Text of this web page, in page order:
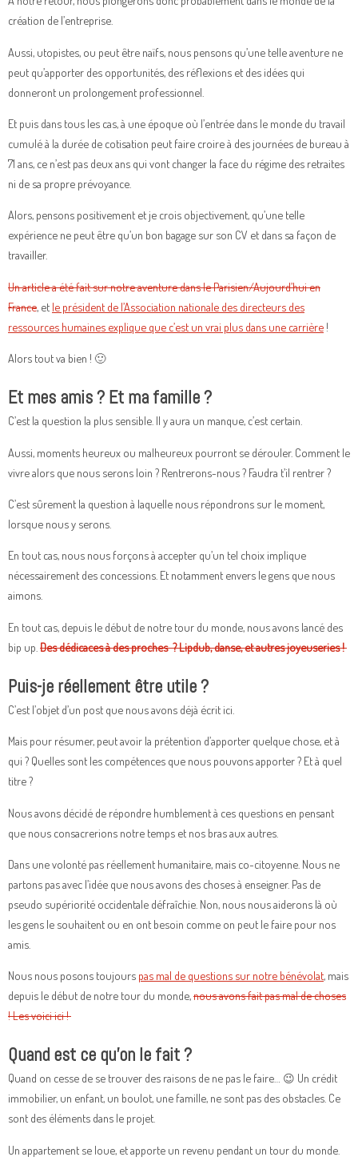
création de l’entreprise.
Aussi, utopistes, ou peut être naïfs, nous pensons qu’une telle aventure ne
peut qu’apporter des opportunités, des réflexions et des idées qui
donneront un prolongement professionnel.
Et puis dans tous les cas, à une époque où l’entrée dans le monde du travail
cumulé à la durée de cotisation peut faire croire à des journées de bureau à
71 ans, ce n’est pas deux ans qui vont changer la face du régime des retraites
ni de sa propre prévoyance.
Alors, pensons positivement et je crois objectivement, qu’une telle
expérience ne peut être qu’un bon bagage sur son CV et dans sa façon de
travailler.
Un article a été fait sur notre aventure dans le Parisien/Aujourd’hui en
France, et le président de l’Association nationale des directeurs des
ressources humaines explique que c’est un vrai plus dans une carrière !
Alors tout va bien ! 🙂
Et mes amis ? Et ma famille ?
C’est la question la plus sensible. Il y aura un manque, c’est certain.
Aussi, moments heureux ou malheureux pourront se dérouler. Comment le
vivre alors que nous serons loin ? Rentrerons-nous ? Faudra t’il rentrer ?
C’est sûrement la question à laquelle nous répondrons sur le moment,
lorsque nous y serons.
En tout cas, nous nous forçons à accepter qu’un tel choix implique
nécessairement des concessions. Et notamment envers le gens que nous
aimons.
En tout cas, depuis le début de notre tour du monde, nous avons lancé des
bip up. Des dédicaces à des proches ? Lipdub, danse, et autres joyeuseries !
Puis-je réellement être utile ?
C’est l’objet d’un post que nous avons déjà écrit ici.
Mais pour résumer, peut avoir la prétention d’apporter quelque chose, et à
qui ? Quelles sont les compétences que nous pouvons apporter ? Et à quel
titre ?
Nous avons décidé de répondre humblement à ces questions en pensant
que nous consacrerions notre temps et nos bras aux autres.
Dans une volonté pas réellement humanitaire, mais co-citoyenne. Nous ne
partons pas avec l’idée que nous avons des choses à enseigner. Pas de
pseudo supériorité occidentale défraîchie. Non, nous nous aiderons là où
les gens le souhaitent ou en ont besoin comme on peut le faire pour nos
amis.
Nous nous posons toujours pas mal de questions sur notre bénévolat, mais
depuis le début de notre tour du monde,nous avons fait pas mal de choses
! Les voici ici !
Quand est ce qu’on le fait ?
Quand on cesse de se trouver des raisons de ne pas le faire… 😉 Un crédit
immobilier, un enfant, un boulot, une famille, ne sont pas des obstacles. Ce
sont des éléments dans le projet.
Un appartement se loue, et apporte un revenu pendant un tour du monde.